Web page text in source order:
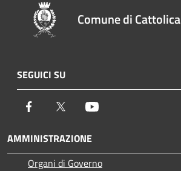
Comune di Cattolica
SEGUICI SU
Facebook Twitter
AMMINISTRAZIONE
Organi di Governo